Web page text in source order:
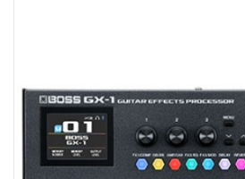
Việt Thương Music - 102Q An Dương
102Q Đường An Dương Vương, Phường An
Minh
Việt Thương Music - 49E Phan Đăng Lưu
49E Phan Đăng Lưu, Phường Bình Thạnh,
Chí Minh